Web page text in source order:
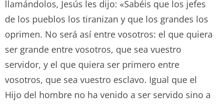
llamándolos, Jesús les dijo: «Sabéis que los jefes
de los pueblos los tiranizan y que los grandes los
oprimen. No será así entre vosotros: el que quiera
ser grande entre vosotros, que sea vuestro
servidor, y el que quiera ser primero entre
vosotros, que sea vuestro esclavo. Igual que el
Hijo del hombre no ha venido a ser servido sino a